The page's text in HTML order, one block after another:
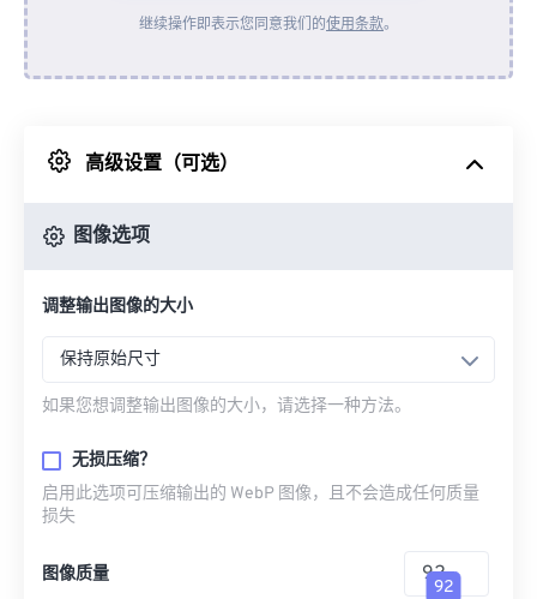
从设备
来自 Google Drive
继续操作即表示您同意我们的使用条款。
高级设置（可选）
图像选项
调整输出图像的大小
保持原始尺寸
如果您想调整输出图像的大小，请选择一种方法。
无损压缩？
启用此选项可压缩输出的 WebP 图像，且不会造成任何质量
损失
图像质量
92